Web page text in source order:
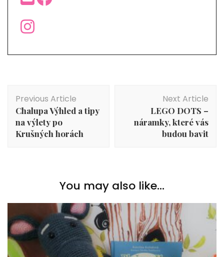
Navigation
Previous Article
Chalupa Výhled a tipy
na výlety po
Krušných horách
Next Article
LEGO DOTS –
náramky, které vás
budou bavit
You may also like...